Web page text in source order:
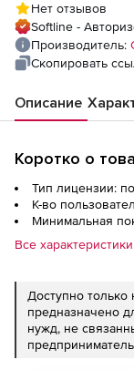
Нет отзывов
Softline -
Производитель:
Скопировать
Описание
Коротко о
Тип лицензии:
К-во
Минимальная
Все характеристики
Доступно
предназначено
нужд, не